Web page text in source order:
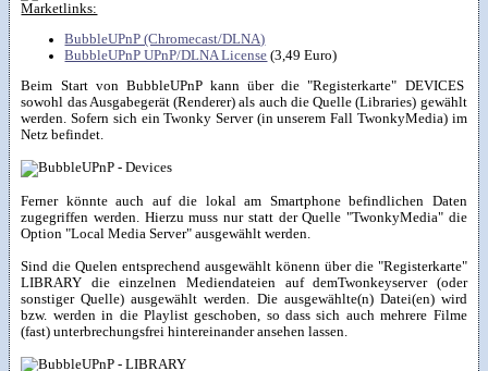
Marketlinks:
BubbleUPnP (Chromecast/DLNA)
BubbleUPnP UPnP/DLNA License (3,49 Euro)
Beim Start von BubbleUPnP kann über die "Registerkarte" DEVICES
sowohl das Ausgabegerät (Renderer) als auch die Quelle (Libraries) gewählt
werden. Sofern sich ein Twonky Server (in unserem Fall TwonkyMedia) im
Netz befindet.
Ferner könnte auch auf die lokal am Smartphone befindlichen Daten
zugegriffen werden. Hierzu muss nur statt der Quelle "TwonkyMedia" die
Option "Local Media Server" ausgewählt werden.
Sind die Quelen entsprechend ausgewählt könenn über die "Registerkarte"
LIBRARY die einzelnen Mediendateien auf demTwonkeyserver (oder
sonstiger Quelle) ausgewählt werden. Die ausgewählte(n) Datei(en) wird
bzw. werden in die Playlist geschoben, so dass sich auch mehrere Filme
(fast) unterbrechungsfrei hintereinander ansehen lassen.